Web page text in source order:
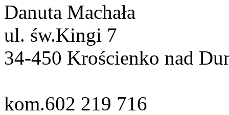
Danuta Machała
ul. św.Kingi 7
34-450 Krościenko nad
kom.602 219 716